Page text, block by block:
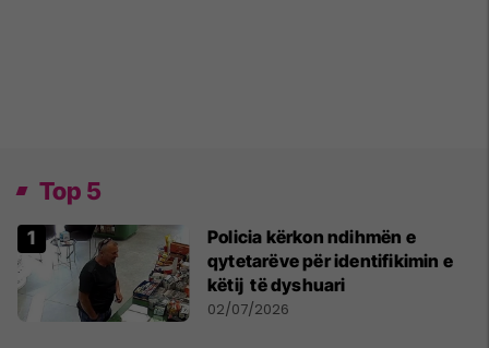
Top 5
Policia kërkon ndihmën e
qytetarëve për identifikimin e
këtij të dyshuari
02/07/2026